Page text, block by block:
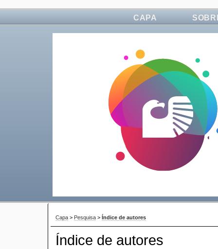
CAPA
Capa > Pesquisa > Índice de autores
Índice de autores